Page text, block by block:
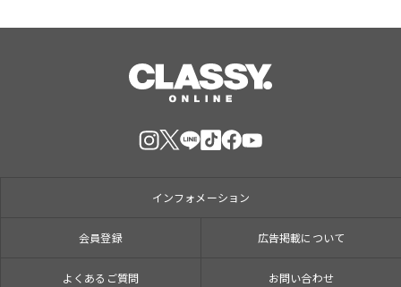
インフォメーション
会員登録 広告掲載について
よくあるご質問 お問い合わせ